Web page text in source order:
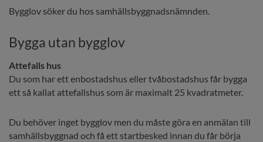
Bygglov söker du hos samhällsbyggnadsnämnden.
Bygga utan bygglov
Attefalls hus
Du som har ett enbostadshus eller tvåbostadshus får bygga
ett så kallat attefallshus som är maximalt 25 kvadratmeter.
Du behöver inget bygglov men du måste göra en anmälan till
samhällsbyggnad och få ett startbesked innan du får börja